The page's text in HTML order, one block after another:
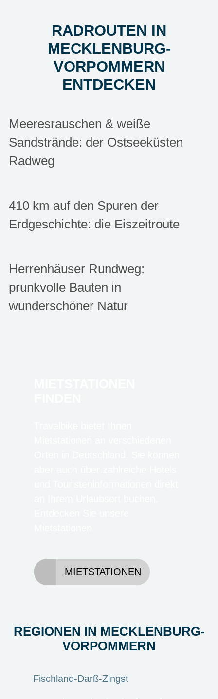
RADROUTEN IN
MECKLENBURG-
VORPOMMERN
ENTDECKEN
Meeresrauschen & weiße
Sandstrände: der Ostseeküsten
Radweg
410 km auf den Spuren der
Erdgeschichte: die Eiszeitroute
Herrenhäuser Rundweg:
prunkvolle Bauten in
wunderschöner Natur
MIETSTATIONEN
REGIONEN IN MECKLENBURG-
VORPOMMERN
Fischland-Darß-Zingst